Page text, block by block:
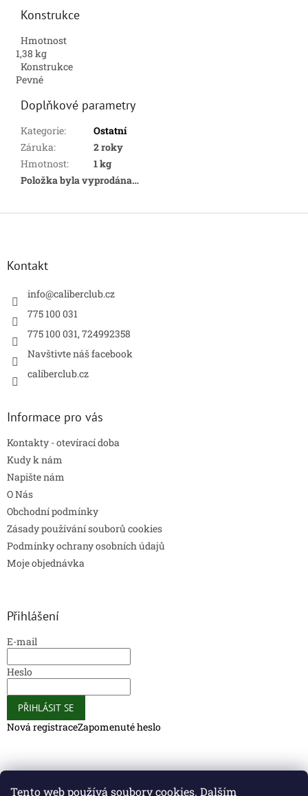
Tento web používá soubory cookies. Dalším
Konstrukce
Hmotnost
1,38 kg
Konstrukce
Pevné
Doplňkové parametry
Kategorie:
Ostatní
Záruka:
2 roky
Hmotnost:
1 kg
Položka byla vyprodána…
Kontakt
info@caliberclub.cz
775 100 031
775 100 031, 724992358
Navštivte náš facebook
caliberclub.cz
Informace pro vás
Kontakty - otevírací doba
Kudy k nám
Napište nám
O Nás
Obchodní podmínky
Zásady používání souborů cookies
Podmínky ochrany osobních údajů
Moje objednávka
Přihlášení
E-mail
Heslo
PŘIHLÁSIT SE
Nová registraceZapomenuté heslo